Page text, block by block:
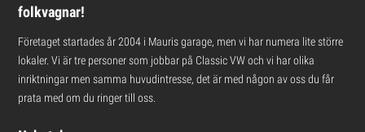
folkvagnar!
Företaget startades år 2004 i Mauris garage, men vi har numera lite större
lokaler. Vi är tre personer som jobbar på Classic VW och vi har olika
inriktningar men samma huvudintresse, det är med någon av oss du får
prata med om du ringer till oss.